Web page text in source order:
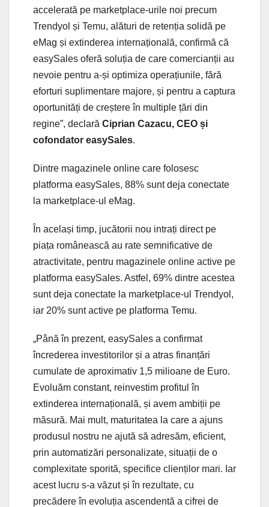
accelerată pe marketplace-urile noi precum
Trendyol și Temu, alături de retenția solidă pe
eMag și extinderea internațională, confirmă că
easySales oferă soluția de care comercianții au
nevoie pentru a-și optimiza operațiunile, fără
eforturi suplimentare majore, și pentru a captura
oportunități de creștere în multiple țări din
regine”, declară Ciprian Cazacu, CEO și
cofondator easySales.
Dintre magazinele online care folosesc
platforma easySales, 88% sunt deja conectate
la marketplace-ul eMag.
În același timp, jucătorii nou intrați direct pe
piața românească au rate semnificative de
atractivitate, pentru magazinele online active pe
platforma easySales. Astfel, 69% dintre acestea
sunt deja conectate la marketplace-ul Trendyol,
iar 20% sunt active pe platforma Temu.
„Până în prezent, easySales a confirmat
încrederea investitorilor și a atras finanțări
cumulate de aproximativ 1,5 milioane de Euro.
Evoluăm constant, reinvestim profitul în
extinderea internațională, și avem ambiții pe
măsură. Mai mult, maturitatea la care a ajuns
produsul nostru ne ajută să adresăm, eficient,
prin automatizări personalizate, situații de o
complexitate sporită, specifice clienților mari. Iar
acest lucru s-a văzut și în rezultate, cu
precădere în evoluția ascendentă a cifrei de